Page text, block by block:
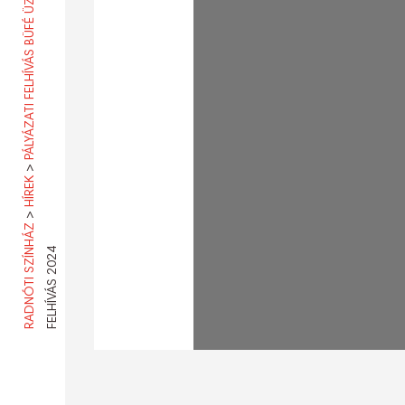
RADNÓTI SZÍNHÁZ
>
HÍREK
>
4